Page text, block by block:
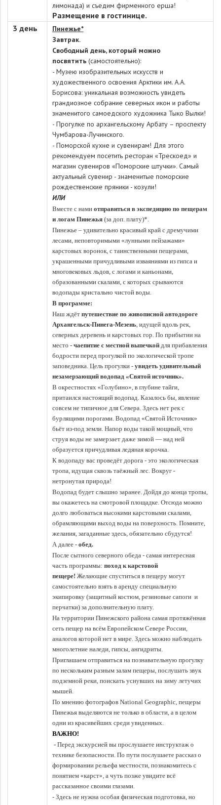
лимонада) и съедим фирменного ерша!
Размещение в гостинице.
3 день
Пинежье*
Завтрак.
Свободный день, который можно
посвятить (самостоятельно):
- Музею изобразительных искусств и
художественного освоения Арктики им. А.А.
Борисова: уникальная возможность увидеть
грандиозное собрание северных икон и работы
знаменитого самоедского художника Тыко Вылки!
- Прогулке по архангельскому Арбату – проспекту
Чумбарова-Лучинского.
- Поморской кухне и сувенирам! Для этого
рекомендуем посетить ресторан «Трескоед» и
магазин сувениров «Поморские штучки». Самый
актуальный сувенир - знаменитые поморские
рождественские пряники - козули!
ИЛИ
Вместе с нами отправиться в экспедицию по пещерам
и логам Пинежья (за доп. плату)*.
Пинежье – удивительно красивый край с дремучими
лесами, неповторимыми «лунными пейзажами»
карстовых воронок, с таинственными пещерами,
украшенными причудливыми изваяниями из гипса и
многовековых льдов, с логами и каньонами,
образованными скалами, с которых срываются
водопады кристально чистой воды.
В программе:
Наш ждёт путешествие по живописной автодороге
Архангельск-Пинега-Мезень, идущей вдоль рек,
северных деревень и карстовых гор. По прибытии на
место - чаепитие с местной выпечкой для прибавления
бодрости перед прогулкой по экологической тропе
заповедника. Цель прогулки - увидеть удивительный
незамерзающий водопад «Святой источник».
В окрестностях «Голубино», в глубине тайги,
притаился настоящий водопад. Казалось бы, явление
совсем не типичное для Севера. Здесь нет рек с
бурлящими порогами. Водопад «Святой Источник»
бьёт из-под земли. Напор воды такой мощный, что
струя воды не замерзает даже зимой — над ней
образуется причудливая ледяная корочка.
К водопаду вас проведёт дорога - это экологическая
тропа, идущая сквозь таёжный лес. Вокруг -
нетронутая природа!
Водопад будет слышно заранее. Дойдя до конца тропы,
вы окажетесь на смотровой площадке. Отсюда можно
долго любоваться высокими карстовыми скалами,
обрамляющими выход воды на поверхность. Помните,
желания, загаданные здесь, обязательно сбудутся!
А далее - обед.
После сытного северного обеда - самая интересная
часть программы: поход к карстовой
пещере! Желающие спуститься в пещеру могут
самостоятельно взять в аренду специальную
экипировку (защитный костюм, резиновые сапоги и
перчатки) за дополнительную плату.
На территории Пинежского района самая протяжённая
сеть пещер на всём Европейском Севере России,
аналогов которой нет в мире. Здесь можно наблюдать
многолетние наледи, гипсы, ангидриты.
Приглашаем отправиться на познавательную прогулку
по нескольким разным залам пещеры, послушать звук
подземной реки, поискать уснувших на зиму летучих
мышей.
По мнению фотографов National Geographic, пещеры
Пинежья выделяются не только в области, а в целом
одни из красивейших среди увиденных.
ВАЖНО!
- Перед экскурсией вы прослушаете инструктаж о
технике безопасности. По пути послушаете рассказ о
формировании рельефа местности, познакомитесь с
понятием «карст», а чуть позже увидите всё
рассказанное своими глазами.
- Здесь не нужна особая физическая подготовка, но